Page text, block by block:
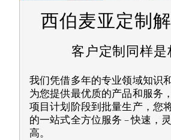
西伯麦亚定制
客户定制同样是
我们凭借多年的专业领域知识
为您提供最优质的产品和服务
项目计划阶段到批量生产，您
的一站式全方位服务 – 快速，
高。